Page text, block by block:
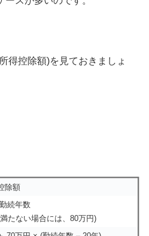
得控除額)を見ておきましょ
除額
続年数
たない場合には、80万円)